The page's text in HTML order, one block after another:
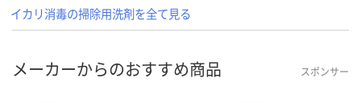
イカリ消毒の掃除用洗剤を全て見る
メーカーからのおすすめ商品 スポンサー